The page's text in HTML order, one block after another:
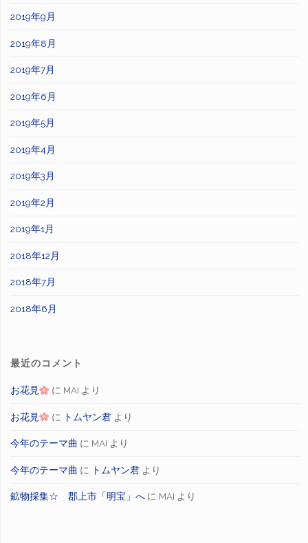
2019年9月
2019年8月
2019年7月
2019年6月
2019年5月
2019年4月
2019年3月
2019年2月
2019年1月
2018年12月
2018年7月
2018年6月
最近のコメント
お花見 に MAI より
お花見 に トムヤン君より
今年のテーマ曲 に MAI より
今年のテーマ曲 に トムヤン君より
鉱物採集☆ 郡上市「明宝」へに MAI より